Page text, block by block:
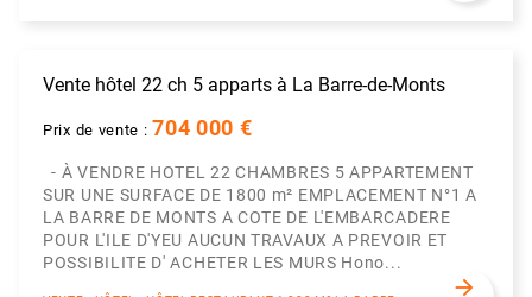
Vente hôtel 22 ch 5 apparts à La Barre-de-Monts
Prix de vente : 704 000 €
- À VENDRE HOTEL 22 CHAMBRES 5 APPARTEMENT
SUR UNE SURFACE DE 1800 m² EMPLACEMENT N°1 A
LA BARRE DE MONTS A COTE DE L'EMBARCADERE
POUR L'ILE D'YEU AUCUN TRAVAUX A PREVOIR ET
POSSIBILITE D' ACHETER LES MURS Hono...
arrow_forward